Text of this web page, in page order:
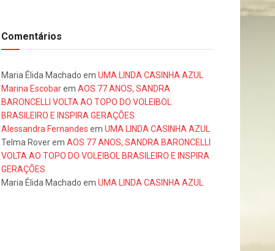
Comentários
Maria Élida Machado em UMA LINDA CASINHA AZUL
Marina Escobarem AOS 77 ANOS, SANDRA
BARONCELLI VOLTA AO TOPO DO VOLEIBOL
BRASILEIRO E INSPIRA GERAÇÕES
Alessandra Fernandes em UMA LINDA CASINHA AZUL
Telma Roverem AOS 77 ANOS, SANDRA BARONCELLI
VOLTA AO TOPO DO VOLEIBOL BRASILEIRO E INSPIRA
GERAÇÕES
Maria Élida Machado em UMA LINDA CASINHA AZUL